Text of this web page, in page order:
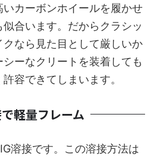
いカーボンホイールを履かせ
合います。だからクラシッ
なら見た目として厳しいか
ーなクリートを装着しても
容できてしまいます。
軽量フレーム
溶接です。この溶接方法は